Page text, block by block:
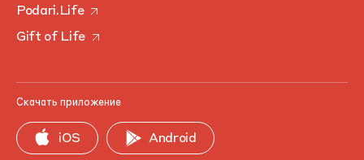
Podari.Life
Gift of Life
Скачать приложение
iOS Android